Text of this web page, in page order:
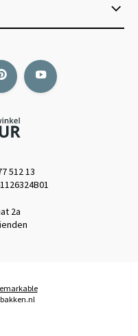
2a
512 13
emarkable